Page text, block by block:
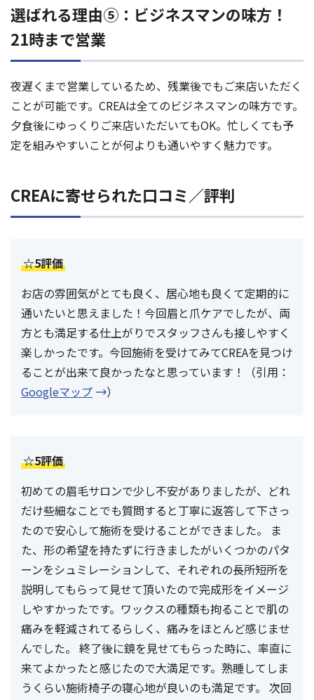
選ばれる理由⑤：ビジネスマンの味方！
21時まで営業
夜遅くまで営業しているため、残業後でもご来店いただく
ことが可能です。CREAは全てのビジネスマンの味方です。
夕食後にゆっくりご来店いただいてもOK。忙しくても予
定を組みやすいことが何よりも通いやすく魅力です。
CREAに寄せられた口コミ／評判
☆5評価
お店の雰囲気がとても良く、居心地も良くて定期的に
通いたいと思えました！今回眉と爪ケアでしたが、両
方とも満足する仕上がりでスタッフさんも接しやすく
楽しかったです。今回施術を受けてみてCREAを見つけ
ることが出来て良かったなと思っています！（引用：
Googleマップ
）
☆5評価
初めての眉毛サロンで少し不安がありましたが、どれ
だけ些細なことでも質問すると丁寧に返答して下さっ
たので安心して施術を受けることができました。 ま
た、形の希望を持たずに行きましたがいくつかのパタ
ーンをシュミレーションして、それぞれの長所短所を
説明してもらって見せて頂いたので完成形をイメージ
しやすかったです。ワックスの種類も拘ることで肌の
痛みを軽減されてるらしく、痛みをほとんど感じませ
んでした。 終了後に鏡を見せてもらった時に、率直に
来てよかったと感じたので大満足です。熟睡してしま
うくらい施術椅子の寝心地が良いのも満足です。 次回